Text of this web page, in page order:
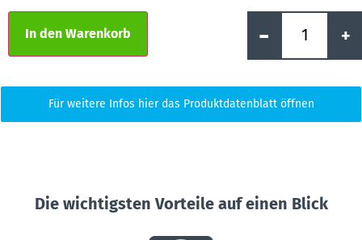
- +
In den Warenkorb
Für weitere Infos hier das Produktdatenblatt öffnen
Die wichtigsten Vorteile auf einen Blick